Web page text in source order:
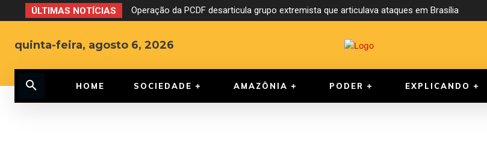
ÚLTIMAS NOTÍCIAS Operação da PCDF desarticula grupo extremista que articulava ataques em Brasília
quinta-feira, agosto 6, 2026
HOME SOCIEDADE AMAZÔNIA PODER EXPLICANDO